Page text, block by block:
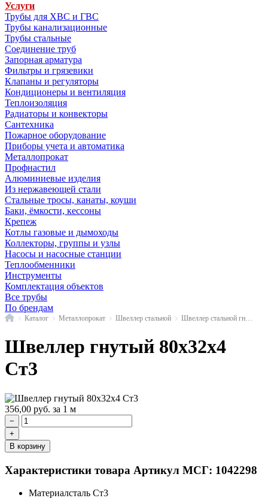
Услуги
Трубы для ХВС и ГВС
Трубы канализационные
Трубы стальные
Соединение труб
Запорная арматура
Фильтры и грязевики
Клапаны и регуляторы
Кондиционеры и вентиляция
Теплоизоляция
Радиаторы и конвекторы
Сантехника
Пожарное оборудование
Приборы учета и автоматика
Металлопрокат
Профнастил
Алюминиевые изделия
Из нержавеющей стали
Стальные тросы, канаты, коуши
Баки, ёмкости, кессоны
Крепеж
Котлы газовые и дымоходы
Коллекторы, группы и узлы
Насосы и насосные станции
Теплообменники
Инструменты
Комплектация объектов
Все трубы
По брендам
ГлавнаяКаталог Металлопрокат Швеллер стальной
Швеллер гнутый 80x32x4
Ст3
356,00 руб. за 1 м
−
+
В корзину
Характеристики товара Артикул МСГ: 1042298
Материалсталь Ст3